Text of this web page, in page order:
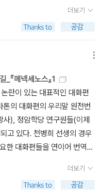
라톤의 작품에서는 볼 수 없
다. 플라톤의 대화편에서 소
. 독자들이 대화의 주요 내용
소크라테스는 구석으로 밀려
위상이라면, 크세노폰은 소
에서 그는 보이지 않는 관념
의 도덕에 대해 말하면서 세
. (10) 그러자 소크라테스가
베풀고, 네가 몸이 아프면
지 않도록 보살필뿐더러, 너
말하는 게냐? 내 생각에, 그
게 좋은 것들을 참고 견딜 수
은 그리스에 大퀴로스(페르
하신 말씀이다), '항상 좋은
두려워하게 만들 줄도 알아
구(tool) 중 하나가 '두려움'이
영화 <명량>에서 충무공은
발휘한다. 이처럼 <키로파에
지휘관이기에 현장에서 터득
以夷制夷)다. 적진에서 터득
들을 탈출시키는데 적용한다.
세월이 흘러도 빛날 뿐만 아니
<키로파에디아>와 함께 <
일상의 여남(女男) 관계에
을 읽다가 말 그대로 '빵 터
어난 인질극에서 유래하는 스
사와 함께 한 것이 아닌가, 필
있다. 어쨌든 『여자는 인질이
톡홀름 증후군'을 보이는 인
반부에서 '인질 생존을 위한
룬 책을 읽다가 말 그대로 '빵
팀에게 인질이 진실을 말하
찰까지도 (이후 재판정에서)
처벌을 받는데 (검찰을) 협력
. 사정에 이러함에도 인질극
범·인질 간의 유대감을 키우
더보기
『메넥세노스』1
논란이 있는 대표적인 대화편
의 대화편의 우리말 원전번
), 정암학당 연구원들(이제
고 있다. 천병희 선생의 경우
한 대화편들을 연이어 번역할
했으니라. 다른 두 그룹은 철
보내야 하는 것과도 상관이
더보기